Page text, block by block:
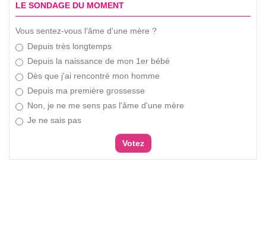
LE SONDAGE DU MOMENT
Vous sentez-vous l'âme d'une mère ?
Depuis très longtemps
Depuis la naissance de mon 1er bébé
Dès que j'ai rencontré mon homme
Depuis ma première grossesse
Non, je ne me sens pas l'âme d'une mère
Je ne sais pas